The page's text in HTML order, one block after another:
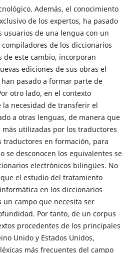
Además, el conocimiento
de los expertos, ha pasado
usuarios de una lengua con un
de los diccionarios
de este cambio, incorporan
ediciones de sus obras el
pasado a formar parte de
otro lado, en el contexto
necesidad de transferir el
a otras lenguas, de manera que
utilizadas por los traductores
traductores en formación, para
se desconocen los equivalentes se
electrónicos bilingües. No
el estudio del tratamiento
en los diccionarios
campo que necesita ser
Por tanto, de un corpus
procedentes de los principales
Unido y Estados Unidos,
más frecuentes del campo